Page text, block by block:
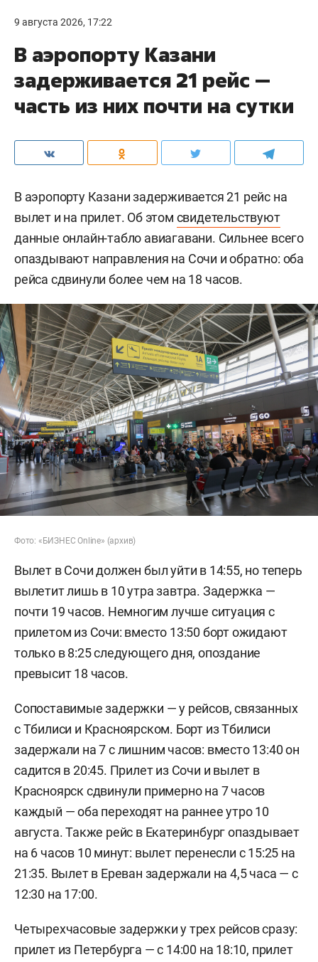
9 августа 2026, 17:22
В аэропорту Казани
задерживается 21 рейс —
часть из них почти на сутки
В аэропорту Казани задерживается 21 рейс на
вылет и на прилет. Об этом свидетельствуют
данные онлайн-табло авиагавани. Сильнее всего
опаздывают направления на Сочи и обратно: оба
рейса сдвинули более чем на 18 часов.
Фото: «БИЗНЕС Online» (архив)
Вылет в Сочи должен был уйти в 14:55, но теперь
вылетит лишь в 10 утра завтра. Задержка —
почти 19 часов. Немногим лучше ситуация с
прилетом из Сочи: вместо 13:50 борт ожидают
только в 8:25 следующего дня, опоздание
превысит 18 часов.
Сопоставимые задержки — у рейсов, связанных
с Тбилиси и Красноярском. Борт из Тбилиси
задержали на 7 с лишним часов: вместо 13:40 он
садится в 20:45. Прилет из Сочи и вылет в
Красноярск сдвинули примерно на 7 часов
каждый — оба переходят на раннее утро 10
августа. Также рейс в Екатеринбург опаздывает
на 6 часов 10 минут: вылет перенесли с 15:25 на
21:35. Вылет в Ереван задержали на 4,5 часа — с
12:30 на 17:00.
Четырехчасовые задержки у трех рейсов сразу:
прилет из Петербурга — с 14:00 на 18:10, прилет